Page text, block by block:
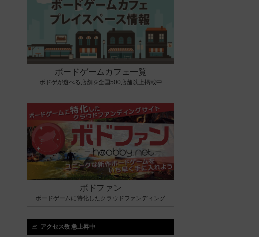
ボードゲームカフェ一覧
ボドゲが遊べる店舗を全国500店舗以上掲載中
ボドファン
ボードゲームに特化したクラウドファンディング
アクセス数 急上昇中